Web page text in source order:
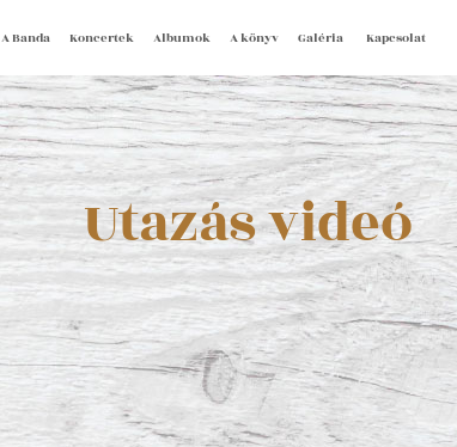
A Banda Koncertek Albumok A könyv Galéria Kapcsolat
Utazás videó